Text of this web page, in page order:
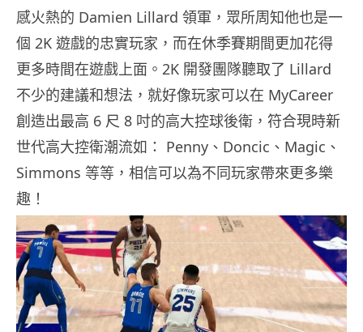
感火熱的 Damien Lillard 領軍，眾所周知他也是一
個 2K 遊戲的忠實玩家，而在休季賽期間更加花得
更多時間在遊戲上面。2K 開發團隊聽取了 Lillard
不少的建議和想法，就好像玩家可以在 MyCareer
創造出最高 6 尺 8 吋的高大控球後衛，符合現時新
世代高大控衛潮流如： Penny、Doncic、Magic、
Simmons 等等，相信可以為不同玩家帶來更多樂
趣！